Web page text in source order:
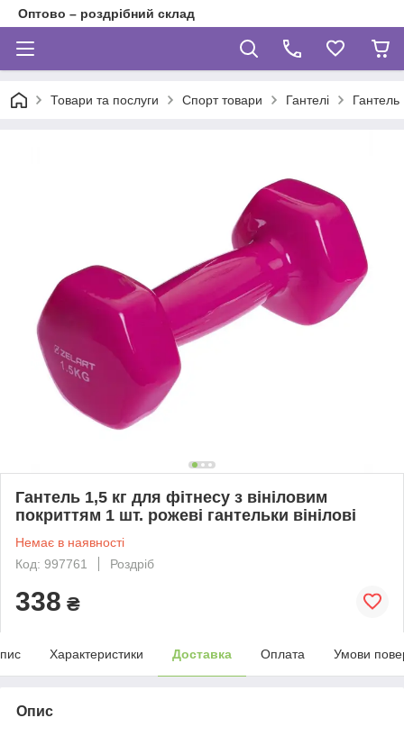
Оптово – роздрібний склад
Товари та послуги Спорт товари Гантелі Гантель
Гантель 1,5 кг для фітнесу з вініловим
покриттям 1 шт. рожеві гантельки вінілові
Немає в наявності
Код: 997761
Роздріб
338 ₴
Характеристики Доставка Оплата Умови
Опис